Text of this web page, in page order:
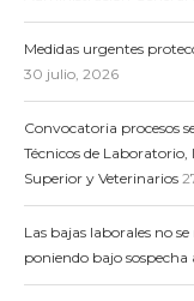
Medidas urgentes
30 julio, 2026
Convocatoria procesos
Técnicos de
Superior y Veterinarios
Las bajas laborales no
poniendo bajo sospecha